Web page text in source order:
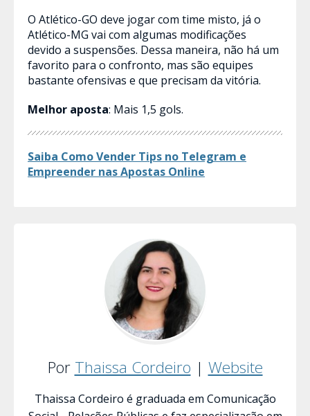
O Atlético-GO deve jogar com time misto, já o
Atlético-MG vai com algumas modificações
devido a suspensões. Dessa maneira, não há um
favorito para o confronto, mas são equipes
bastante ofensivas e que precisam da vitória.
Melhor aposta: Mais 1,5 gols.
Saiba Como Vender Tips no Telegram e
Empreender nas Apostas​ Online
Por Thaissa Cordeiro | Website
Thaissa Cordeiro é graduada em Comunicação